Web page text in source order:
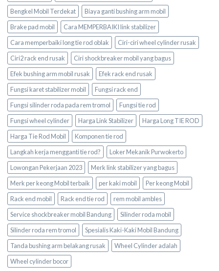
Bengkel Mobil Terdekat
Biaya ganti bushing arm mobil
Brake pad mobil
Cara MEMPERBAIKI link stabilizer
Cara memperbaiki long tie rod oblak
Ciri-ciri wheel cylinder rusak
Ciri2 rack end rusak
Ciri shockbreaker mobil yang bagus
Efek bushing arm mobil rusak
Efek rack end rusak
Fungsi karet stabilizer mobil
Fungsi rack end
Fungsi silinder roda pada rem tromol
Fungsi tie rod
Fungsi wheel cylinder
Harga Link Stabilizer
Harga Long TIE ROD
Harga Tie Rod Mobil
Komponen tie rod
Langkah kerja mengganti tie rod?
Loker Mekanik Purwokerto
Lowongan Pekerjaan 2023
Merk link stabilizer yang bagus
Merk per keong Mobil terbaik
per kaki mobil
Per keong Mobil
Rack end mobil
Rack end tie rod
rem mobil ambles
Service shockbreaker mobil Bandung
Silinder roda mobil
Silinder roda rem tromol
Spesialis Kaki-Kaki Mobil Bandung
Tanda bushing arm belakang rusak
Wheel Cylinder adalah
Wheel cylinder bocor